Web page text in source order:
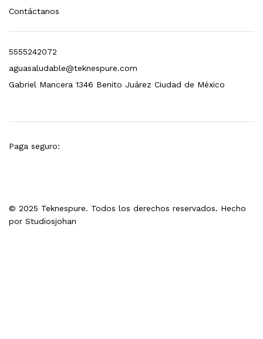
Contáctanos
5555242072
aguasaludable@teknespure.com
Gabriel Mancera 1346 Benito Juárez Ciudad de México
© 2025 Teknespure. Todos los derechos reservados. Hecho
por Studiosjohan
Paga seguro: